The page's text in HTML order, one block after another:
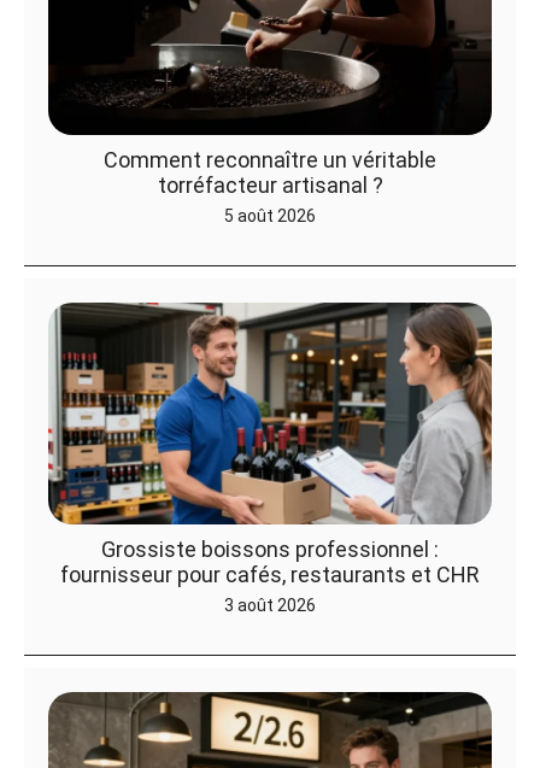
Comment reconnaître un véritable
torréfacteur artisanal ?
5 août 2026
Grossiste boissons professionnel :
fournisseur pour cafés, restaurants et CHR
3 août 2026